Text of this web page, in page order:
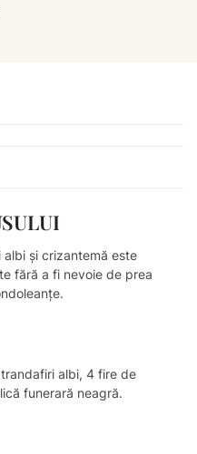
și crizantemă este
fără a fi nevoie de prea
albi, 4 fire de
funerară neagră.